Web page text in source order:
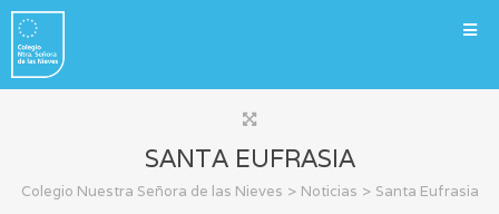
SANTA EUFRASIA
Colegio Nuestra Señora de las Nieves > Noticias > Santa Eufrasia